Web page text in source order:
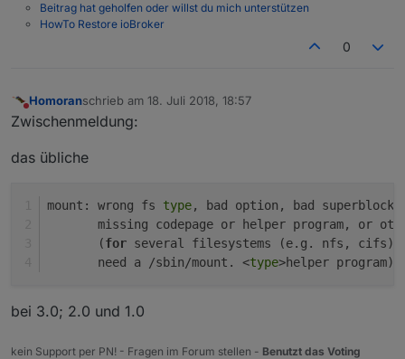
Beitrag hat geholfen oder willst du mich unterstützen
HowTo Restore ioBroker
0
Nicht stören
Homoranschrieb am 18. Juli 2018, 18:57
zuletzt editiert von
Zwischenmeldung:
das übliche
mount: wrong fs type, bad option, bad superblock
missing codepage or helper program, or
       (
for several filesystems (e.g. nfs, cifs)
       need a /sbin/mount. <
type>helper
bei 3.0; 2.0 und 1.0
kein Support per PN! - Fragen im Forum stellen - Benutzt das Voting